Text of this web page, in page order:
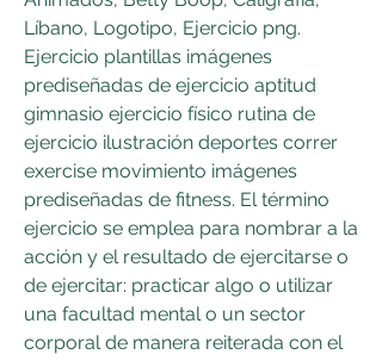
Líbano, Logotipo, Ejercicio png.
Ejercicio plantillas imágenes
prediseñadas de ejercicio aptitud
gimnasio ejercicio físico rutina de
ejercicio ilustración deportes correr
exercise movimiento imágenes
prediseñadas de fitness. El término
ejercicio se emplea para nombrar a la
acción y el resultado de ejercitarse o
de ejercitar: practicar algo o utilizar
una facultad mental o un sector
corporal de manera reiterada con el